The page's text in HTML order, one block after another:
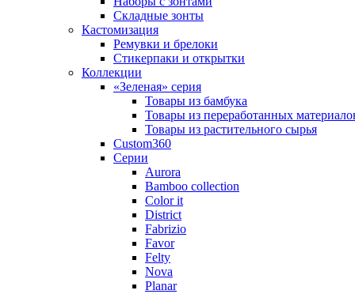
Складные зонты
Кастомизация
Ремувки и брелоки
Стикерпаки и открытки
Коллекции
«Зеленая» серия
Товары из бамбука
Товары из переработанных
Товары из растительного сырья
Custom360
Серии
Aurora
Bamboo collection
Color it
District
Fabrizio
Favor
Felty
Nova
Planar